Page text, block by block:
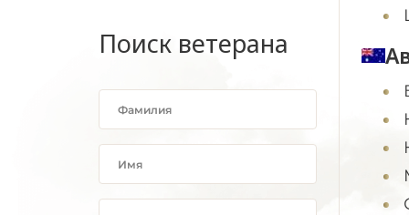
Поиск ветерана